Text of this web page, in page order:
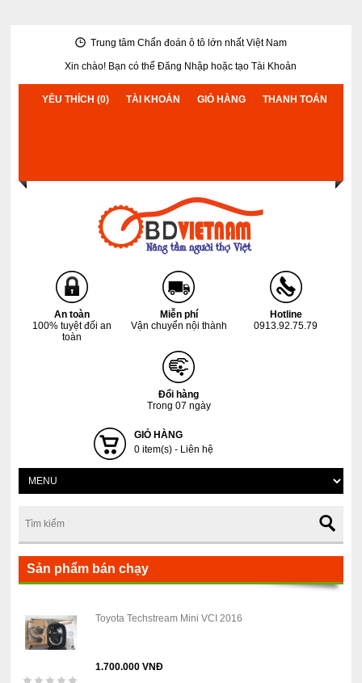
Trung tâm Chẩn đoán ô tô lớn nhất Việt Nam
Xin chào! Bạn có thểĐăng Nhập hoặctạo Tài Khoản
YÊU THÍCH (0) TÀI KHOẢN GIỎ HÀNG THANH TOÁN
An toàn
100% tuyệt đối an
toàn
Miễn phí
Vận chuyển nội thành
Hotline
0913.92.75.79
Đổi hàng
Trong 07 ngày
GIỎ HÀNG
0 item(s) - Liên hệ
Sản phẩm bán chạy
Toyota Techstream Mini VCI 2016
1.700.000 VNĐ